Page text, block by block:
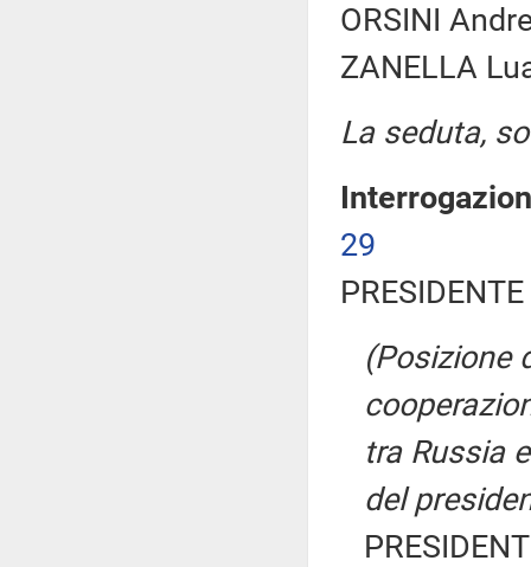
ORSINI
ZANELLA
La seduta,
29
(Posizione
tra Russia
del